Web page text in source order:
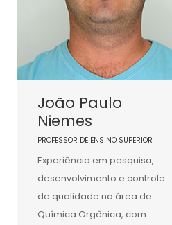
João Paulo
Niemes
PROFESSOR DE ENSINO SUPERIOR
Experiência em pesquisa,
desenvolvimento e controle
de qualidade na área de
Química Orgânica, com